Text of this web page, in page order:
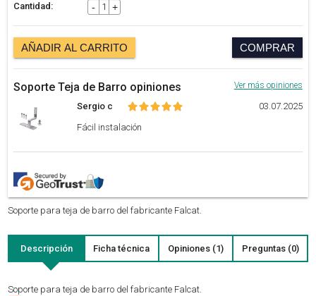
Cantidad:
- +
AÑADIR AL CARRITO COMPRAR
Soporte Teja de Barro opiniones Ver más opiniones
Sergio c
03.07.2025
Fácil instalación
Soporte para teja de barro del fabricante Falcat.
Descripción Ficha técnica Opiniones (1) Preguntas (0)
Soporte para teja de barro del fabricante Falcat.